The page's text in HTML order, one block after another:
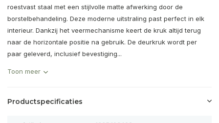
roestvast staal met een stijlvolle matte afwerking door de
borstelbehandeling. Deze moderne uitstraling past perfect in elk
interieur. Dankzij het veermechanisme keert de kruk altijd terug
naar de horizontale positie na gebruik. De deurkruk wordt per
paar geleverd, inclusief bevestiging...
Toon meer
Productspecificaties